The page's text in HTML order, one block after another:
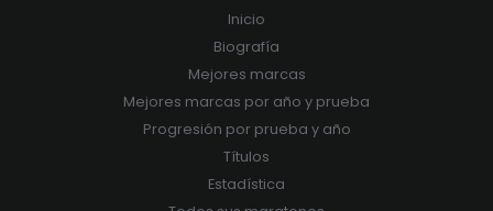
Inicio
Biografía
Mejores marcas
Mejores marcas por año y prueba
Progresión por prueba y año
Títulos
Estadística